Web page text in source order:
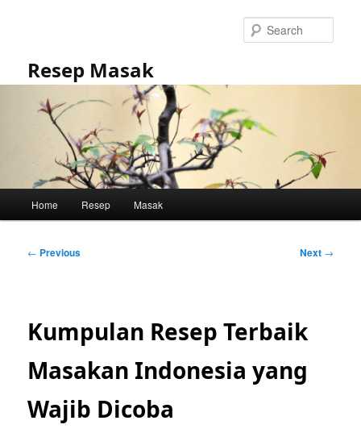
Resep Masak
Home Resep Masak
Post
← Previous Next →
Kumpulan Resep Terbaik
Masakan Indonesia yang
Wajib Dicoba